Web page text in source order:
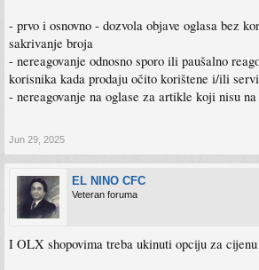
- prvo i osnovno - dozvola objave oglasa bez
sakrivanje broja
- nereagovanje odnosno sporo ili paušalno
korisnika kada prodaju očito korištene i/ili
- nereagovanje na oglase za artikle koji nisu
Jun 29, 2025
EL NINO CFC
Veteran foruma
I OLX shopovima treba ukinuti opciju za cijenu